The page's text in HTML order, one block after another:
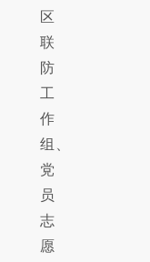
区
联
防
工
作
组、
党
员
志
愿